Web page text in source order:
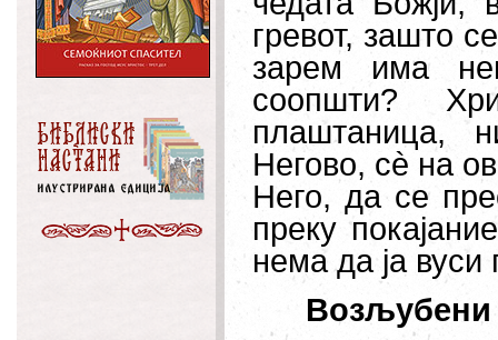
гревот, зашто
зарем има
соопшти?
плаштаница,
Негово, сè на
Него, да се
преку
нема да ја вуси
Возљубени